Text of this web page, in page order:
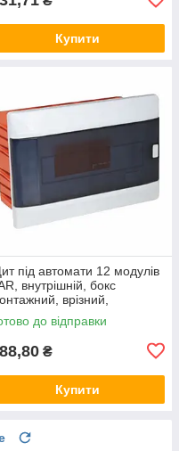
Купити
під автомати 12 модулів
внутрішній, бокс
врізний,
прихований ФАР
(Smart Rozetka)
до відправки
₴
Купити